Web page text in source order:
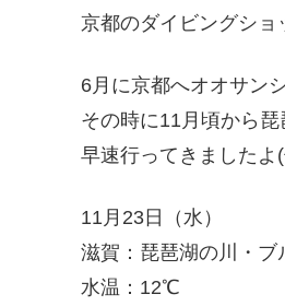
京都のダイビングショ
6月に京都へオオサン
その時に11月頃から
早速行ってきましたよ
11月23日（水）
滋賀：琵琶湖の川・ブ
水温：12℃